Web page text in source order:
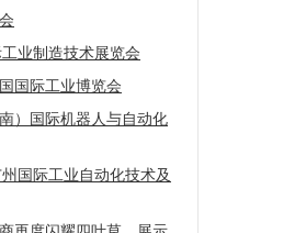
业制造技术展览会
国际工业博览会
）国际机器人与自动化
国际工业自动化技术及